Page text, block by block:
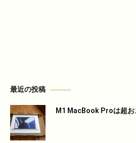
最近の投稿
M1 MacBook Proは超お